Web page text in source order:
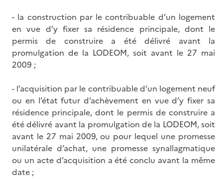
- la construction par le contribuable d’un logement
en vue d’y fixer sa résidence principale, dont le
permis de construire a été délivré avant la
promulgation de la LODEOM, soit avant le 27 mai
2009 ;
- l’acquisition par le contribuable d’un logement neuf
ou en l’état futur d’achèvement en vue d’y fixer sa
résidence principale, dont le permis de construire a
été délivré avant la promulgation de la LODEOM, soit
avant le 27 mai 2009, ou pour lequel une promesse
unilatérale d’achat, une promesse synallagmatique
ou un acte d’acquisition a été conclu avant la même
date ;